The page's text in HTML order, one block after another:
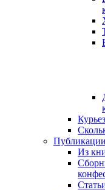
Публикации
Из